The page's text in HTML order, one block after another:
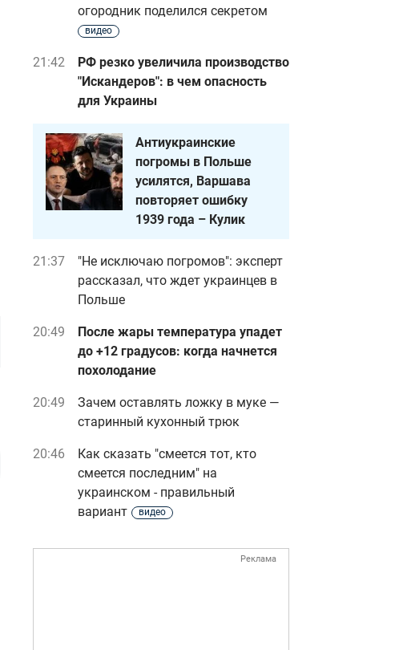
огородник поделился секретом
видео
21:42
РФ резко увеличила производство
"Искандеров": в чем опасность
для Украины
Антиукраинские
погромы в Польше
усилятся, Варшава
повторяет ошибку
1939 года – Кулик
21:37
"Не исключаю погромов": эксперт
рассказал, что ждет украинцев в
Польше
20:49
После жары температура упадет
до +12 градусов: когда начнется
похолодание
20:49
Зачем оставлять ложку в муке —
старинный кухонный трюк
20:46
Как сказать "смеется тот, кто
смеется последним" на
украинском - правильный
вариант
видео
Реклама